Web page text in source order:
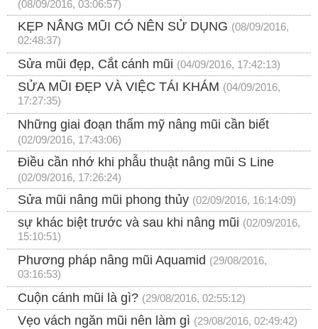
(08/09/2016, 03:06:57)
KẸP NÂNG MŨI CÓ NÊN SỬ DỤNG (08/09/2016,
02:48:37)
Sửa mũi đẹp, Cắt cánh mũi (04/09/2016, 17:42:13)
SỬA MŨI ĐẸP VÀ VIỆC TÁI KHÁM (04/09/2016,
17:27:35)
Những giai đoạn thẩm mỹ nâng mũi cần biết
(02/09/2016, 17:43:06)
Điều cần nhớ khi phẫu thuật nâng mũi S Line
(02/09/2016, 17:26:24)
Sửa mũi nâng mũi phong thủy (02/09/2016, 16:14:09)
sự khác biệt trước và sau khi nâng mũi (02/09/2016,
15:10:51)
Phương pháp nâng mũi Aquamid (29/08/2016,
03:16:53)
Cuộn cánh mũi là gì? (29/08/2016, 02:55:12)
Vẹo vách ngăn mũi nên làm gì (29/08/2016, 02:49:42)